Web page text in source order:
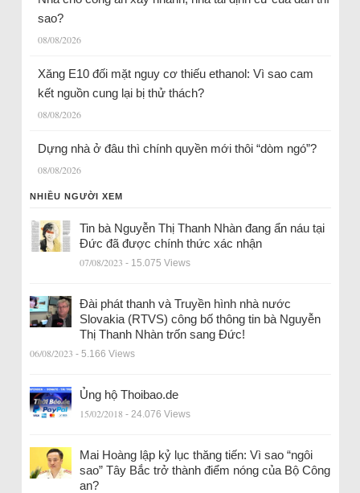
sao?
08/08/2026
Xăng E10 đối mặt nguy cơ thiếu ethanol: Vì sao cam
kết nguồn cung lại bị thử thách?
08/08/2026
Dựng nhà ở đâu thì chính quyền mới thôi “dòm ngó”?
08/08/2026
NHIỀU NGƯỜI XEM
Tin bà Nguyễn Thị Thanh Nhàn đang ẩn náu tại
Đức đã được chính thức xác nhận
07/08/2023 - 15.075 Views
Đài phát thanh và Truyền hình nhà nước
Slovakia (RTVS) công bố thông tin bà Nguyễn
Thị Thanh Nhàn trốn sang Đức!
06/08/2023 - 5.166 Views
Ủng hộ Thoibao.de
15/02/2018 - 24.076 Views
Mai Hoàng lập kỷ lục thăng tiến: Vì sao “ngôi
sao” Tây Bắc trở thành điểm nóng của Bộ Công
an?